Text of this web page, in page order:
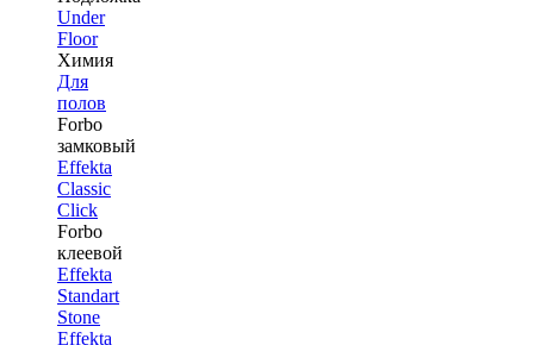
Under
Floor
Химия
Для
полов
Forbo
замковый
Effekta
Classic
Click
Forbo
клеевой
Effekta
Standart
Stone
Effekta